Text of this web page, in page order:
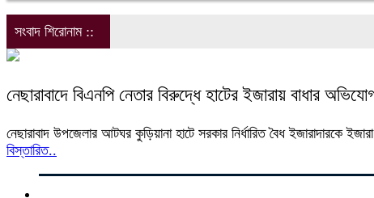
সংবাদ শিরোনাম ::
নেছারাবাদে বিএনপি নেতার বিরুদ্ধে হাটের ইজারায় বাধার
নেছারাবাদ উপজেলার আটঘর কুড়িয়ানা হাটে সরকার নির্ধারিত বৈধ ইজারাদারকে
বিস্তারিত..